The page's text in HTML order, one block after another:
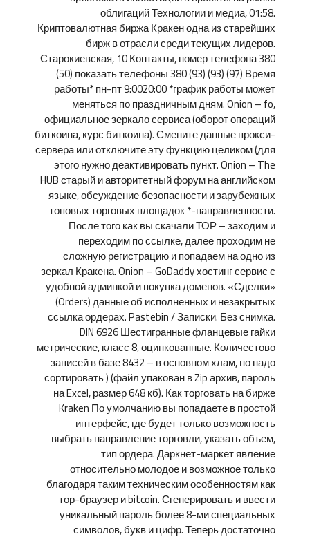
облигаций Технологии и медиа, 01:58.
Криптовалютная биржа Кракен одна из старейших
бирж в отрасли среди текущих лидеров.
Старокиевская, 10 Контакты, номер телефона 380
(50) показать телефоны 380 (93) (93) (97) Время
работы* пн-пт 9:0020:00 *график работы может
меняться по праздничным дням. Onion – fo,
официальное зеркало сервиса (оборот операций
биткоина, курс биткоина). Смените данные прокси-
сервера или отключите эту функцию целиком (для
этого нужно деактивировать пункт. Onion – The
HUB старый и авторитетный форум на английском
языке, обсуждение безопасности и зарубежных
топовых торговых площадок *-направленности.
После того как вы скачали ТОР – заходим и
переходим по ссылке, далее проходим не
сложную регистрацию и попадаем на одно из
зеркал Кракена. Onion – GoDaddy хостинг сервис с
удобной админкой и покупка доменов. «Сделки»
(Orders) данные об исполненных и незакрытых
ссылка ордерах. Pastebin / Записки. Без снимка.
DIN 6926 Шестигранные фланцевые гайки
метрические, класс 8, оцинкованные. Количестово
записей в базе 8432 – в основном хлам, но надо
сортировать ) (файл упакован в Zip архив, пароль
на Excel, размер 648 кб). Как торговать на бирже
Kraken По умолчанию вы попадаете в простой
интерфейс, где будет только возможность
выбрать направление торговли, указать объем,
тип ордера. Даркнет-маркет явление
относительно молодое и возможное только
благодаря таким техническим особенностям как
тор-браузер и bitcoin. Сгенерировать и ввести
уникальный пароль более 8-ми специальных
символов, букв и цифр. Теперь достаточно